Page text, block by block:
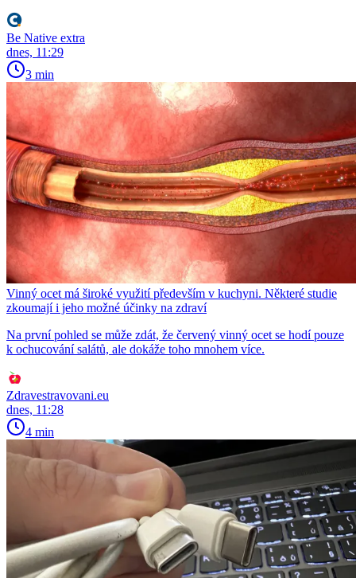
Be Native extra
dnes, 11:29
3 min
Vinný ocet má široké využití především v kuchyni. Některé studie
zkoumají i jeho možné účinky na zdraví
Na první pohled se může zdát, že červený vinný ocet se hodí pouze
k ochucování salátů, ale dokáže toho mnohem více.
Zdravestravovani.eu
dnes, 11:28
4 min